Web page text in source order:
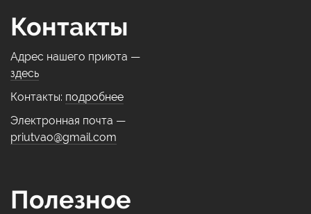
Контакты
Адрес нашего приюта —
здесь
Контакты: подробнее
Электронная почта —
priutvao@gmail.com
Полезное